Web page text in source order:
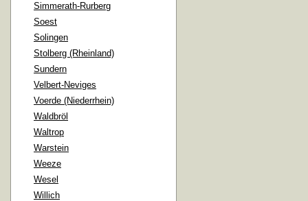
Simmerath-Rurberg
Soest
Solingen
Stolberg (Rheinland)
Sundern
Velbert-Neviges
Voerde (Niederrhein)
Waldbröl
Waltrop
Warstein
Weeze
Wesel
Willich